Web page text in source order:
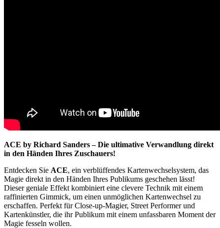
ACE by Richard Sanders – Die ultimative Verwandlung direkt
in den Händen Ihres Zuschauers!
Entdecken Sie ACE, ein verblüffendes Kartenwechselsystem, das
Magie direkt in den Händen Ihres Publikums geschehen lässt!
Dieser geniale Effekt kombiniert eine clevere Technik mit einem
raffinierten Gimmick, um einen unmöglichen Kartenwechsel zu
erschaffen. Perfekt für Close-up-Magier, Street Performer und
Kartenkünstler, die ihr Publikum mit einem unfassbaren Moment der
Magie fesseln wollen.